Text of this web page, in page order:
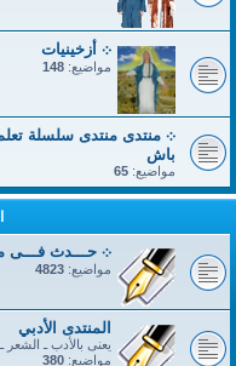
܀ أزخينيات
مواضيع: 148
܀ منتدى منتدى سلسلة تعلم
باش
مواضيع: 65
܀ حـــدث فـــى
مواضيع: 4823
المنتدى الأدبي
يعنى بالأدب ـ الشعر
مواضيع: 380